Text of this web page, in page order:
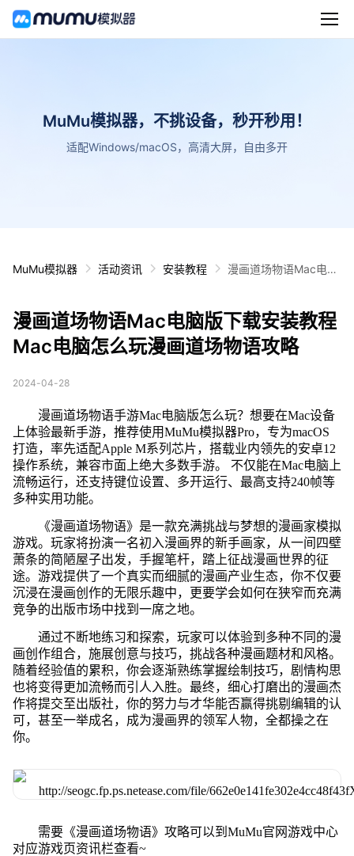
MuMu模拟器，不挑设备，秒开秒用！
适配Windows/macOS，高清大屏，自由多开
MuMu模拟器 活动资讯 安装教程
漫画道场物语Mac电脑
攻略
漫画道场物语Mac电脑版下载安装教程
Mac电脑怎么玩漫画道场物语攻略
2024-04-28
漫画道场物语手游Mac电脑版怎么玩？想要在Mac设备
上体验最新手游，推荐使用MuMu模拟器Pro，专为macOS
打造，率先适配Apple M系列芯片，搭载业内领先的安卓12
操作系统，兼容市面上绝大多数手游。 不仅能在Mac电脑上
流畅运行，还支持键位设置、多开运行、最高支持240帧等
多种实用功能。
《漫画道场物语》是一款充满挑战与梦想的漫画家模拟
游戏。玩家将扮演一名初入漫画界的新手画家，从一间四壁
萧条的简陋屋子出发，手握笔杆，踏上征战漫画世界的征
途。游戏提供了一个真实而细腻的漫画产业生态，你不仅要
沉浸在漫画创作的无限乐趣中，更要学会如何在狭窄而充满
竞争的出版市场中找到一席之地。
通过不断地练习和探索，玩家可以体验到多种不同的漫
画创作组合，施展创意与技巧，挑战各种漫画题材和风格。
随着经验值的累积，你会逐渐熟练掌握绘制技巧，剧情构思
也将变得更加流畅而引人入胜。最终，细心打磨出的漫画杰
作将提交至出版社，你的努力与才华能否赢得挑剔编辑的认
可，甚至一举成名，成为漫画界的领军人物，全都操之在
你。
需要《漫画道场物语》攻略可以到MuMu官网游戏中心
对应游戏页资讯栏查看~